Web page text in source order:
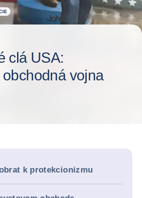
clá USA:
vojna
k protekcionizmu